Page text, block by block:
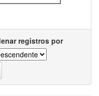
registros por